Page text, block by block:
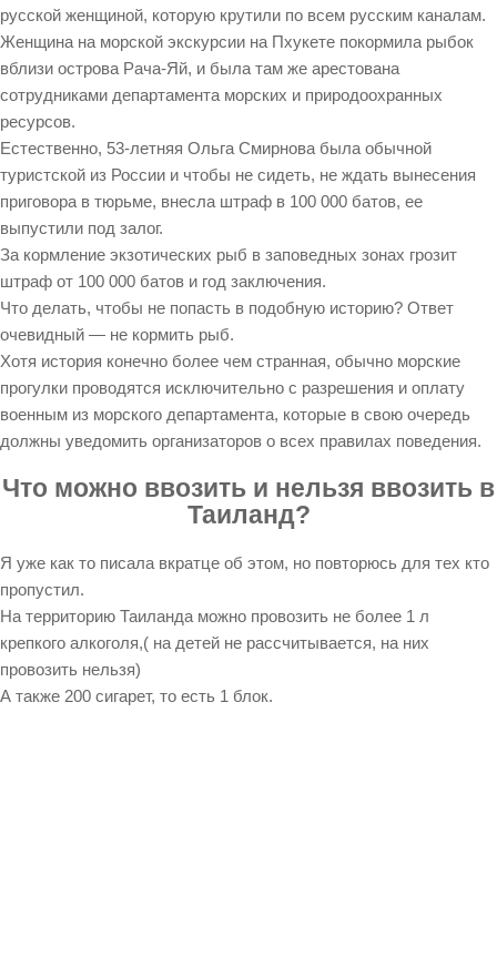
русской женщиной, которую крутили по всем русским каналам.
Женщина на морской экскурсии на Пхукете покормила рыбок
вблизи острова Рача-Яй, и была там же арестована
сотрудниками департамента морских и природоохранных
ресурсов.
Естественно, 53-летняя Ольга Смирнова была обычной
туристской из России и чтобы не сидеть, не ждать вынесения
приговора в тюрьме, внесла штраф в 100 000 батов, ее
выпустили под залог.
За кормление экзотических рыб в заповедных зонах грозит
штраф от 100 000 батов и год заключения.
Что делать, чтобы не попасть в подобную историю? Ответ
очевидный — не кормить рыб.
Хотя история конечно более чем странная, обычно морские
прогулки проводятся исключительно с разрешения и оплату
военным из морского департамента, которые в свою очередь
должны уведомить организаторов о всех правилах поведения.
Что можно ввозить и нельзя ввозить в
Таиланд?
Я уже как то писала вкратце об этом, но повторюсь для тех кто
пропустил.
На территорию Таиланда можно провозить не более 1 л
крепкого алкоголя,( на детей не рассчитывается, на них
провозить нельзя)
А также 200 сигарет, то есть 1 блок.